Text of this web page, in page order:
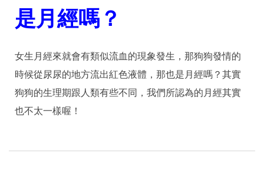
是月經嗎？
女生月經來就會有類似流血的現象發生，那狗狗發情的
時候從尿尿的地方流出紅色液體，那也是月經嗎？其實
狗狗的生理期跟人類有些不同，我們所認為的月經其實
也不太一樣喔！